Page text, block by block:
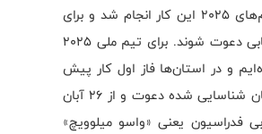
تیم‌های ملی مد نظر، برنامه‌ریزی شد که از اسفند سال قبل آن را شروع کردیم. برای تیم‌های ۲۰۲۵ این کار انجام شد و برای
تیم ۲۰۲۶ نیز بازیکنان شناسایی و رنک بندی شدند تا در مراحل مختلف به اردوهای انتخابی دعوت شوند. برای تیم ملی ۲۰۲۵
برای تیم ۲۰۲۶ هم همین کار را کرده‌ایم و در استان‌ها فاز اول کار پیش
رفت و در آبان گذشته بازیکنان شناسایی شدند. با شروع فاز اول اردوهای کشوری، بازیکنان شناسایی شده دعوت و از ۲۶ آبان
فدراسیون یعنی «واسو میلوویچ»